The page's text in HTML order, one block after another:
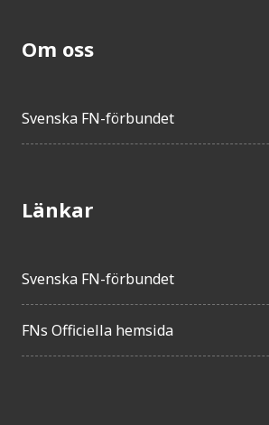
Om oss
Svenska FN-förbundet
Länkar
Svenska FN-förbundet
FNs Officiella hemsida